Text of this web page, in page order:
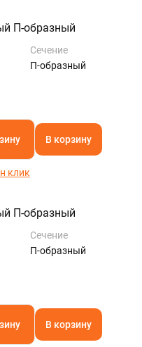
П-образный
Сечение
П-образный
В корзину
клик
П-образный
Сечение
П-образный
В корзину